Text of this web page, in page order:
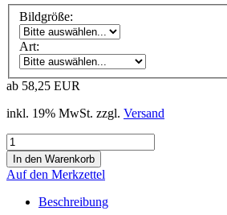
Bildgröße:
Art:
ab 58,25 EUR
inkl. 19% MwSt. zzgl. Versand
Auf den Merkzettel
Beschreibung